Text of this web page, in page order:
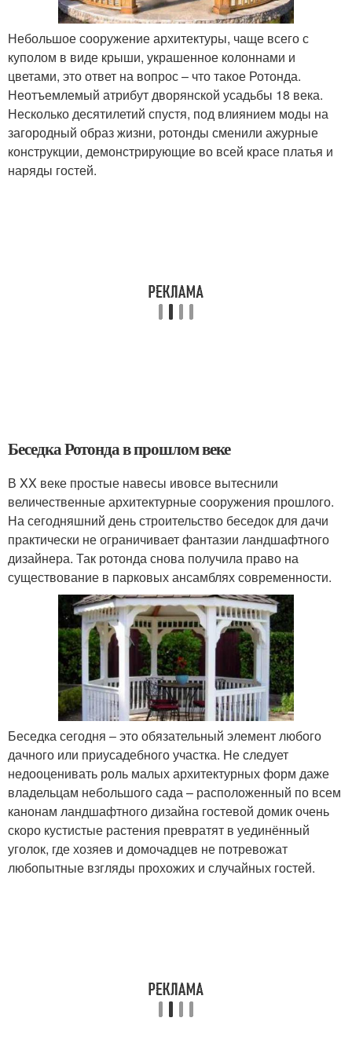
Небольшое сооружение архитектуры, чаще всего с
куполом в виде крыши, украшенное колоннами и
цветами, это ответ на вопрос – что такое Ротонда.
Неотъемлемый атрибут дворянской усадьбы 18 века.
Несколько десятилетий спустя, под влиянием моды на
загородный образ жизни, ротонды сменили ажурные
конструкции, демонстрирующие во всей красе платья и
наряды гостей.
Беседка Ротонда в прошлом веке
В XX веке простые навесы ивовсе вытеснили
величественные архитектурные сооружения прошлого.
На сегодняшний день строительство беседок для дачи
практически не ограничивает фантазии ландшафтного
дизайнера. Так ротонда снова получила право на
существование в парковых ансамблях современности.
Беседка сегодня – это обязательный элемент любого
дачного или приусадебного участка. Не следует
недооценивать роль малых архитектурных форм даже
владельцам небольшого сада – расположенный по всем
канонам ландшафтного дизайна гостевой домик очень
скоро кустистые растения превратят в уединённый
уголок, где хозяев и домочадцев не потревожат
любопытные взгляды прохожих и случайных гостей.